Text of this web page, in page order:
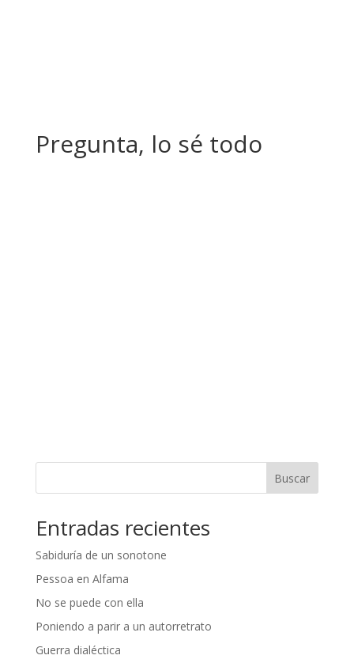
Pregunta, lo sé todo
Buscar
Entradas recientes
Sabiduría de un sonotone
Pessoa en Alfama
No se puede con ella
Poniendo a parir a un autorretrato
Guerra dialéctica